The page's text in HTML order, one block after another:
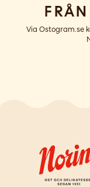
Via Ostogram.se